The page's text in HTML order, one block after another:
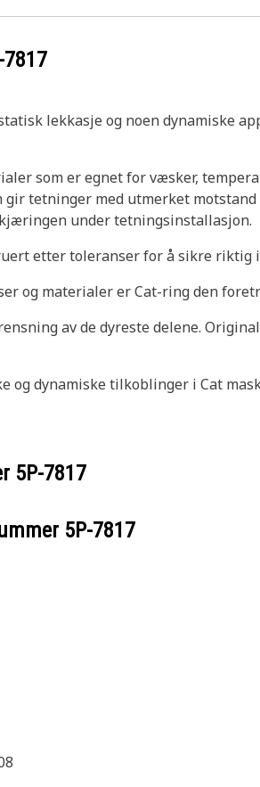
7817
lekkasje og noen dynamiske
som er egnet for væsker,
gir tetninger med utmerket
under tetningsinstallasjon.
etter toleranser for å sikre riktig
og materialer er Cat-ring den
av de dyreste delene.
dynamiske tilkoblinger i Cat
5P-7817
5P-7817